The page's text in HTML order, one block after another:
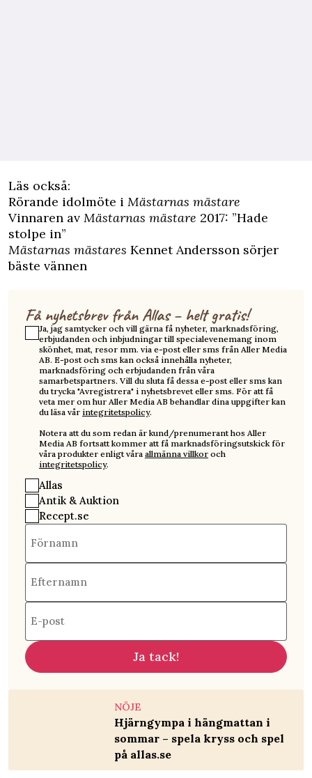
Läs också:
Rörande idolmöte i Mästarnas mästare
Vinnaren av Mästarnas mästare 2017: ”Hade
stolpe in”
Mästarnas mästares Kennet Andersson sörjer
bäste vännen
Få nyhetsbrev från Allas – helt gratis!
Ja, jag samtycker och vill gärna få nyheter, marknadsföring,
erbjudanden och inbjudningar till specialevenemang inom
skönhet, mat, resor mm. via e-post eller sms från Aller Media
AB. E-post och sms kan också innehålla nyheter,
marknadsföring och erbjudanden från våra
samarbetspartners. Vill du sluta få dessa e-post eller sms kan
du trycka "Avregistrera" i nyhetsbrevet eller sms. För att få
veta mer om hur Aller Media AB behandlar dina uppgifter kan
du läsa vår integritetspolicy.
Notera att du som redan är kund/prenumerant hos Aller
Media AB fortsatt kommer att få marknadsföringsutskick för
våra produkter enligt våra allmänna villkor och
integritetspolicy.
Allas
Antik & Auktion
Recept.se
Förnamn
Efternamn
E-post
Ja tack!
NÖJE
Hjärngympa i hängmattan i
sommar – spela kryss och spel
på allas.se